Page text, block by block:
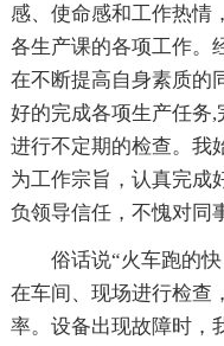
感、使命感和工作热情
各生产课的各项工作。
在不断提高自身素质的
好的完成各项生产任务
进行不定期的检查。我
为工作宗旨，认真完成
负领导信任，不愧对同
俗话说“火车跑的
在车间、现场进行检查
率。设备出现故障时，